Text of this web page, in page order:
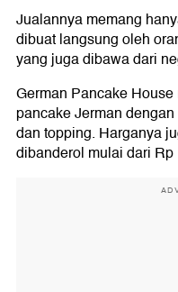
Jualannya memang
dibuat langsung oleh
yang juga dibawa dari
German Pancake
pancake Jerman
dan topping. Harganya
dibanderol mulai dari